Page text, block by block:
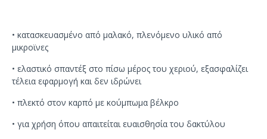
• κατασκευασμένο από μαλακό, πλενόμενο υλικό από
μικροϊνες
• ελαστικό σπαντέξ στο πίσω μέρος του χεριού, εξασφαλίζει
τέλεια εφαρμογή και δεν ιδρώνει
• πλεκτό στον καρπό με κούμπωμα βέλκρο
• για χρήση όπου απαιτείται ευαισθησία του δακτύλου